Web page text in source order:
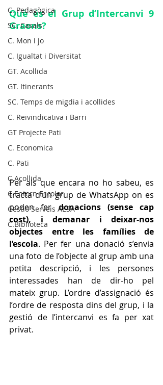
C. Pedagògica
SC. Casals
C. Mon i jo
C. Igualtat i Diversitat
GT. Acollida
GT. Itinerants
SC. Temps de migdia i acollides
C. Reivindicativa i Barri
GT Projecte Pati
C. Economica
C. Pati
C.Acollida
C.Entorn Escolar
Gestió Serveis AESA
C.Biblioteca
Què és el Grup d’Intercanvi 9
Graons?
Per als que encara no ho sabeu, es
tracta d’un grup de WhatsApp on es
poden fer donacions (sense cap
cost), i demanar i deixar-nos
objectes entre les famílies de
l’escola. Per fer una donació s’envia
una foto de l’objecte al grup amb una
petita descripció, i les persones
interessades han de dir-ho pel
mateix grup. L’ordre d’assignació és
l’ordre de resposta dins del grup, i la
gestió de l’intercanvi es fa per xat
privat.